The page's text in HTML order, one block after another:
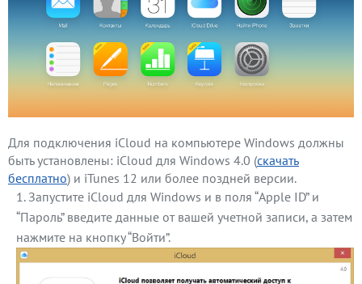
Для подключения iCloud на компьютере Windows должны
быть установлены: iCloud для Windows 4.0 (скачать
бесплатно) и iTunes 12 или более поздней версии.
Запустите iCloud для Windows и в поля “Apple ID” и
“Пароль” введите данные от вашей учетной записи, а затем
нажмите на кнопку “Войти”.